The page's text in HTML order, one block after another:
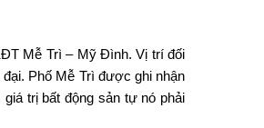
Mễ Trì – Mỹ Đình. Vị trí đối
Phố Mễ Trì được ghi nhận
trị bất động sản tự nó phải